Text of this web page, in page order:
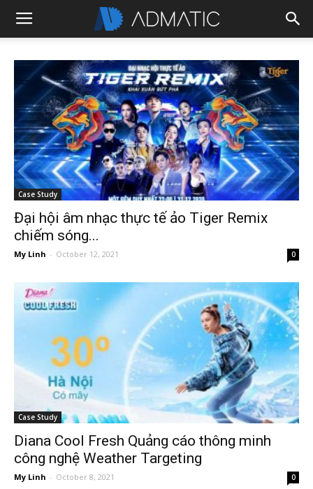
Case Study
Đại hội âm nhạc thực tế ảo Tiger Remix
chiếm sóng...
My Linh - October 12, 2021 0
Case Study
Diana Cool Fresh Quảng cáo thông minh
công nghệ Weather Targeting
My Linh - October 8, 2021 0